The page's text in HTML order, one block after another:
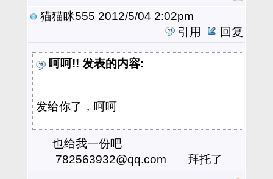
猫猫眯555 2012/5/04 2:02pm
引用
回复
呵呵!! 发表的内容:
发给你了，呵呵
也给我一份吧
782563932@qq.com 拜托了